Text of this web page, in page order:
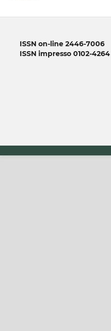
ISSN on-line 2446-7006
ISSN impresso 0102-4264